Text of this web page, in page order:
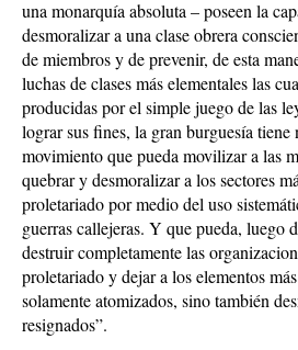
una monarquía absoluta – poseen la
desmoralizar a una clase obrera
de miembros y de prevenir, de esta
luchas de clases más elementales las
producidas por el simple juego de las
lograr sus fines, la gran burguesía tiene
movimiento que pueda movilizar a las
quebrar y desmoralizar a los sectores
proletariado por medio del uso
guerras callejeras. Y que pueda, luego
destruir completamente las
proletariado y dejar a los elementos
solamente atomizados, sino también
resignados”.